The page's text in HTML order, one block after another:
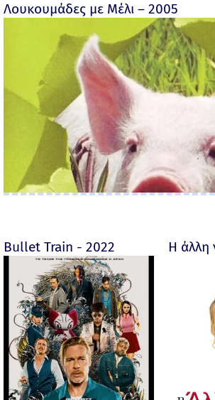
Λουκουμάδες με Μέλι – 2005
Bullet Train - 2022 Η άλλη